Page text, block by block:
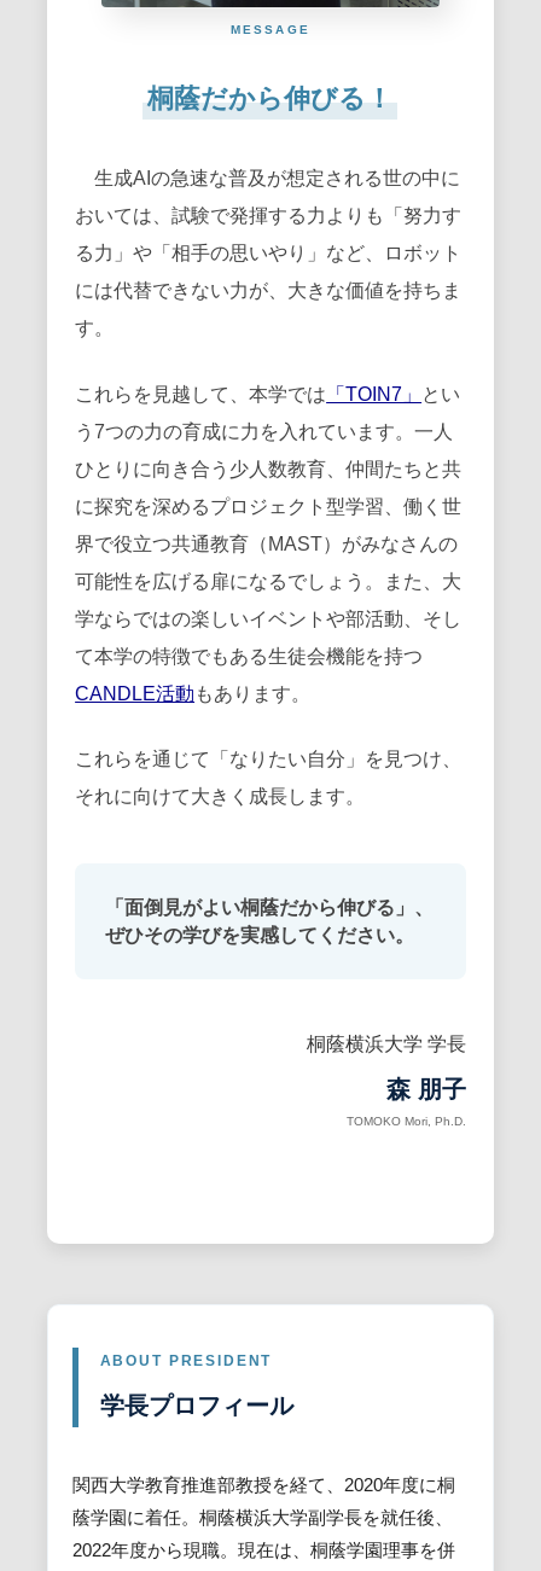
MESSAGE
桐蔭だから伸びる！
生成AIの急速な普及が想定される世の中に
おいては、試験で発揮する力よりも「努力す
る力」や「相手の思いやり」など、ロボット
には代替できない力が、大きな価値を持ちま
す。
これらを見越して、本学では 「TOIN7」
とい
う7つの力の育成に力を入れています。一人
ひとりに向き合う少人数教育、仲間たちと共
に探究を深めるプロジェクト型学習、働く世
界で役立つ共通教育（MAST）がみなさんの
可能性を広げる扉になるでしょう。また、大
学ならではの楽しいイベントや部活動、そし
て本学の特徴でもある生徒会機能を持つ
CANDLE活動 もあります。
これらを通じて「なりたい自分」を見つけ、
それに向けて大きく成長します。
「面倒見がよい桐蔭だから伸びる」、
ぜひその学びを実感してください。
桐蔭横浜大学 学長
森 朋子
TOMOKO Mori, Ph.D.
ABOUT PRESIDENT
学長プロフィール
関西大学教育推進部教授を経て、2020年度に桐
蔭学園に着任。桐蔭横浜大学副学長を就任後、
2022年度から現職。現在は、桐蔭学園理事を併